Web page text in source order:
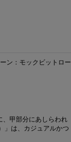
ン：モックビットロー
、甲部分にあしらわれ
」は、カジュアルかつ